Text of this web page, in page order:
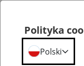
Polityka
Polski